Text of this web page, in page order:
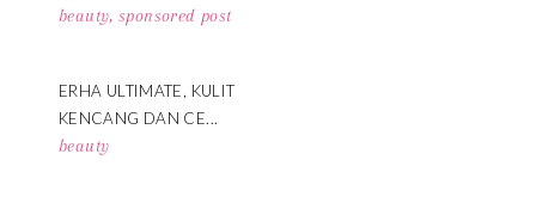
beauty, sponsored post
ERHA ULTIMATE, KULIT
KENCANG DAN CE...
beauty